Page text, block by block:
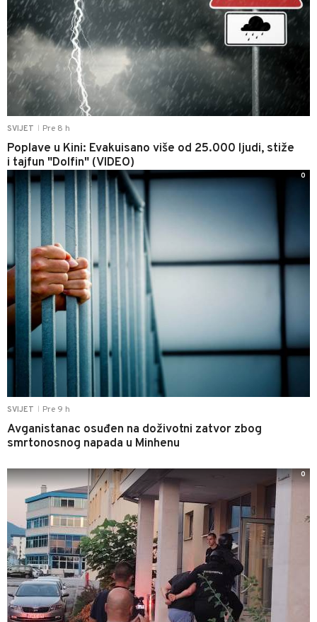
SVIJET Pre 8 h
Poplave u Kini: Evakuisano više od 25.000 ljudi, stiže
i tajfun "Dolfin" (VIDEO)
SVIJET Pre 9 h
Avganistanac osuđen na doživotni zatvor zbog
smrtonosnog napada u Minhenu
0
0